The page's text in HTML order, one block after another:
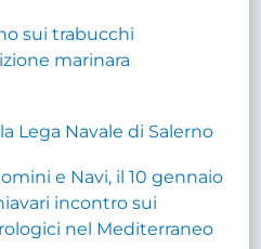
sui trabucchi
marinara
Lega Navale di Salerno
e Navi, il 10 gennaio
incontro sui
nel Mediterraneo